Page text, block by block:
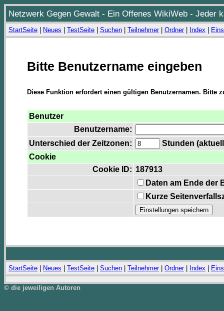
Netzwerk Gegen Gewalt - Ein Offenes WikiWeb - Jeder
StartSeite Neues TestSeite Suchen Teilnehmer| Ordner| Index
Bitte Benutzername eingeben
Diese Funktion erfordert einen gültigen Benutzernamen. Bitte
Benutzer
Benutzername:
Unterschied der Zeitzonen:
Stunden
Cookie
Cookie ID: 187913
Daten am Ende der
Kurze
StartSeite Neues TestSeite Suchen Teilnehmer| Ordner| Index
© die jeweiligen Autoren